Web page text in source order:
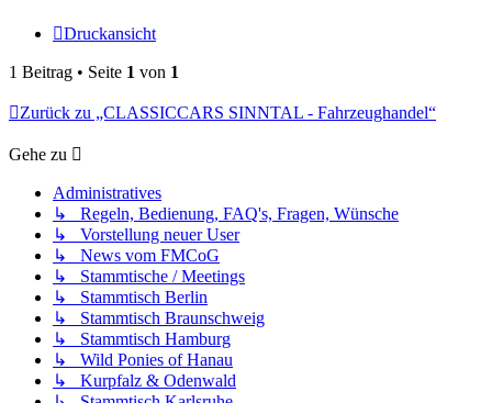
Druckansicht
1 Beitrag • Seite 1 von 1
Zurück zu „CLASSICCARS SINNTAL - Fahrzeughandel“
Gehe zu
Administratives
↳ Regeln, Bedienung, FAQ's, Fragen, Wünsche
↳ Vorstellung neuer User
↳ News vom FMCoG
↳ Stammtische / Meetings
↳ Stammtisch Berlin
↳ Stammtisch Braunschweig
↳ Stammtisch Hamburg
↳ Wild Ponies of Hanau
↳ Kurpfalz & Odenwald